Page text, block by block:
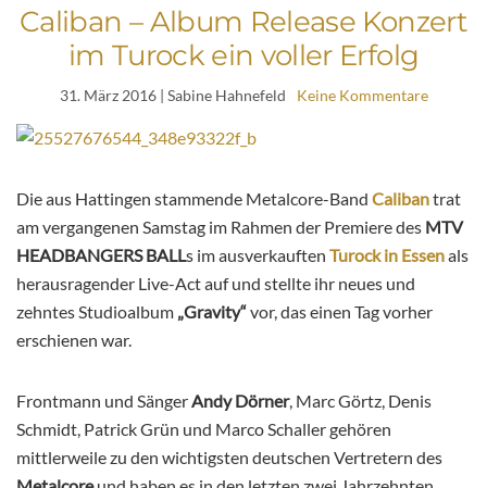
Caliban – Album Release Konzert
im Turock ein voller Erfolg
31. März 2016| Sabine Hahnefeld Keine Kommentare
Die aus Hattingen stammende Metalcore-Band Calibantrat
am vergangenen Samstag im Rahmen der Premiere des MTV
HEADBANGERS BALLs im ausverkauften Turock in Essenals
herausragender Live-Act auf und stellte ihr neues und
zehntes Studioalbum „Gravity“vor, das einen Tag vorher
erschienen war.
Frontmann und SängerAndy Dörner, Marc Görtz, Denis
Schmidt, Patrick Grün und Marco Schaller gehören
mittlerweile zu den wichtigsten deutschen Vertretern des